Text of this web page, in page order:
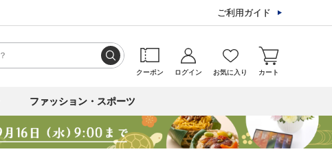
ご利用ガイド
クーポン ログイン お気に入り カート
ファッション・スポーツ